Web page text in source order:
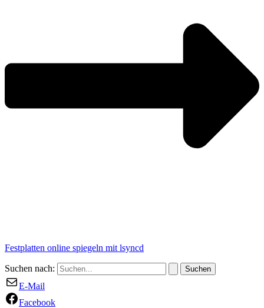
Festplatten online spiegeln mit lsyncd
Suchen nach:
E-Mail
Facebook